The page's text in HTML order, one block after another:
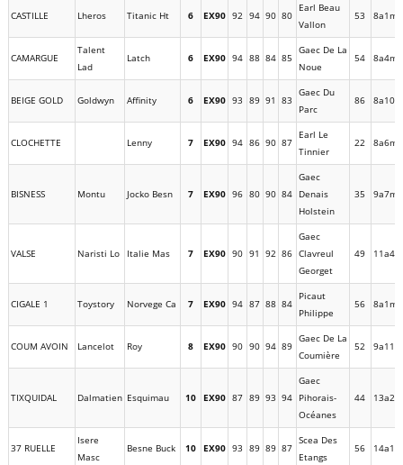
CASTILLE Lheros Titanic Ht 6 EX90 92 94 90 80
Earl Beau
Vallon
53 8a1m
CAMARGUE
Talent
Lad
Latch 6 EX90 94 88 84 85
Gaec De La
Noue
54 8a4m
BEIGE GOLD Goldwyn Affinity 6 EX90 93 89 91 83
Gaec Du
Parc
86 8a10m
CLOCHETTE Lenny 7 EX90 94 86 90 87
Earl Le
Tinnier
22 8a6m
BISNESS Montu Jocko Besn 7 EX90 96 80 90 84
Gaec
Denais
Holstein
35 9a7m
VALSE Naristi Lo Italie Mas 7 EX90 90 91 92 86
Gaec
Clavreul
Georget
49 11a4m
CIGALE 1 Toystory Norvege Ca 7 EX90 94 87 88 84
Picaut
Philippe
56 8a1m
COUM AVOIN Lancelot Roy 8 EX90 90 90 94 89
Gaec De La
Coumière
52 9a11m
TIXQUIDAL Dalmatien Esquimau 10 EX90 87 89 93 94
Gaec
Pihorais-
Océanes
44 13a2m
37 RUELLE
Isere
Masc
Besne Buck 10 EX90 93 89 89 87
Scea Des
Etangs
56